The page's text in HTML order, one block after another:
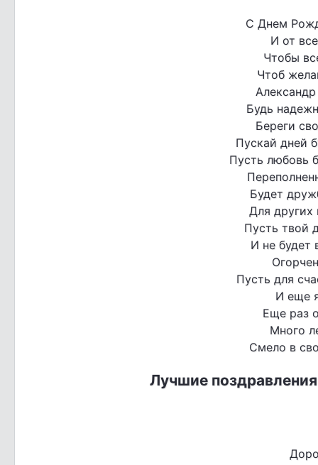
С Днем
И от
Чтобы
Чтоб
Будь
Береги
Пускай дней
Пусть любовь
Будет
Для других
Пусть твой
И не будет
Пусть для
И еще
Еще раз
Много
Смело в
Лучшие